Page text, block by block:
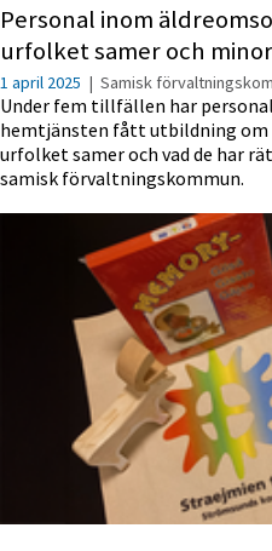
Personal inom
urfolket samer och
1 april 2025 | Samisk
Under fem tillfällen har
hemtjänsten fått utbildning
urfolket samer och vad de har
samisk förvaltningskommun.